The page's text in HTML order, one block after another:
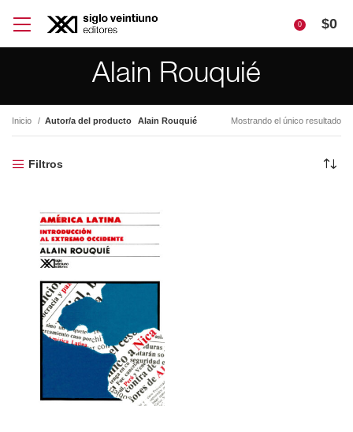
0 $0
Alain Rouquié
Inicio Autor/a del producto Alain Rouquié Mostrando el único resultado
Filtros